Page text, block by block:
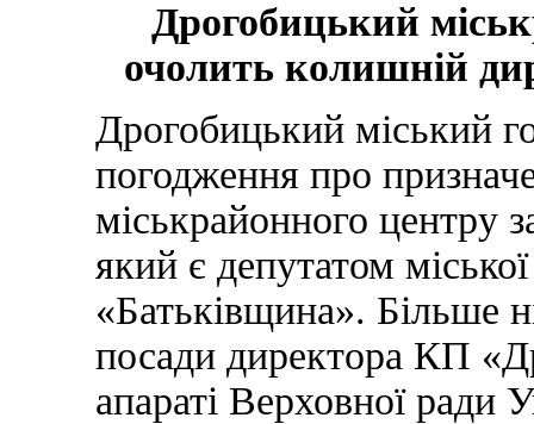
Дрогобицький
очолить колишній
Дрогобицький міський
погодження про
міськрайонного центру
який є депутатом
«Батьківщина». Більше
посади директора КП
апараті Верховної ради